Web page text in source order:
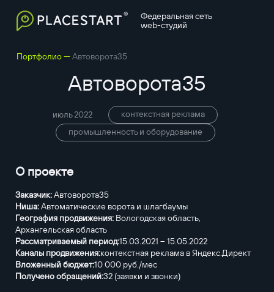
Федеральная сеть
web-студий
Портфолио—Автоворота35
Автоворота35
июль 2022
контекстная реклама
промышленность и оборудование
О проекте
Заказчик:Автоворота35
Ниша:Автоматические ворота и шлагбаумы
География продвижения:Вологодская область,
Архангельская область
Рассматриваемый период:15.03.2021 – 15.05.2022
Каналы продвижения:контекстная реклама в Яндекс.Директ
Вложенный бюджет:10 000 руб./мес
Получено обращений:32 (заявки и звонки)